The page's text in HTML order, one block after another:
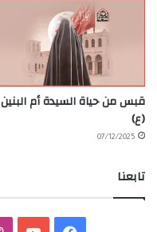
قبس من حياة السيدة أم البنين
(ع)
07/12/2025
تابعنا